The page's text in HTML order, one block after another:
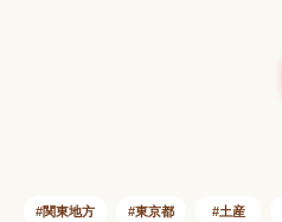
関東地方 東京都 土産